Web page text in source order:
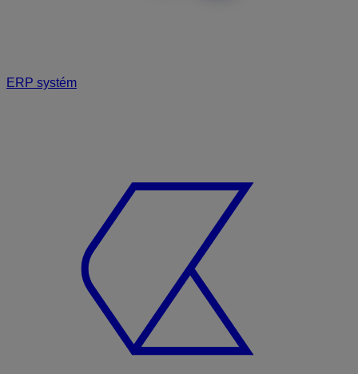
ERP systém